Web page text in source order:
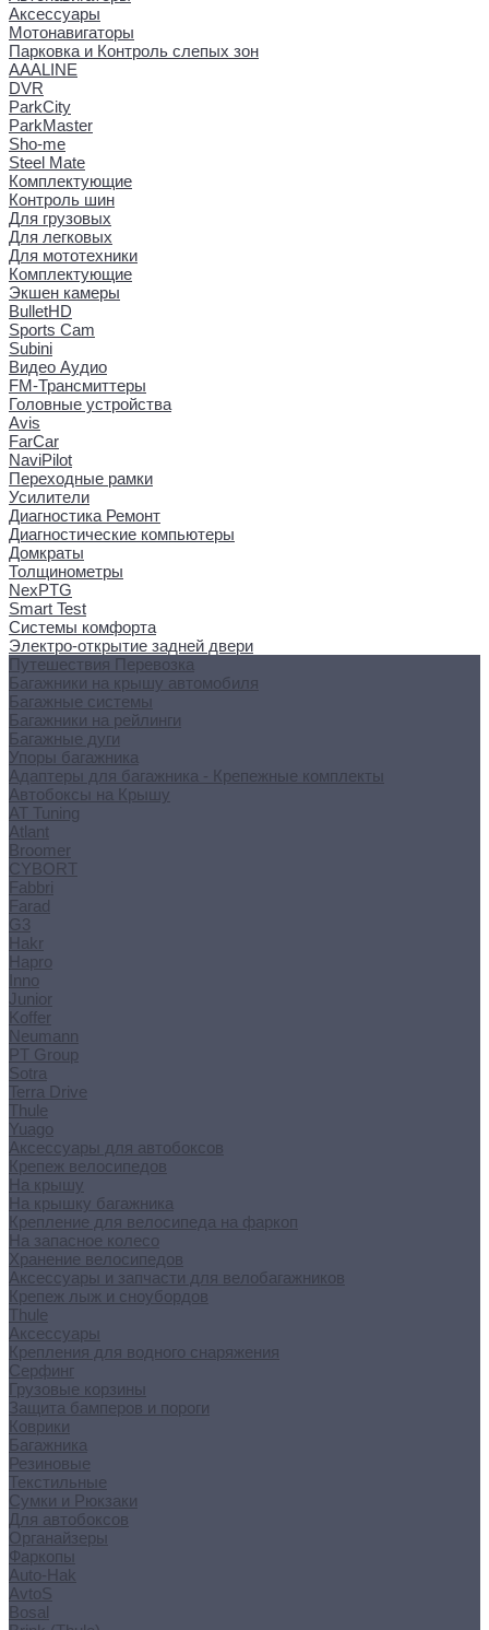
Аксессуары
Мотонавигаторы
Парковка и Контроль слепых зон
AAALINE
DVR
ParkCity
ParkMaster
Sho-me
Steel Mate
Комплектующие
Контроль шин
Для грузовых
Для легковых
Для мототехники
Комплектующие
Экшен камеры
BulletHD
Sports Cam
Subini
Видео Аудио
FM-Трансмиттеры
Головные устройства
Avis
FarCar
NaviPilot
Переходные рамки
Усилители
Диагностика Ремонт
Диагностические компьютеры
Домкраты
Толщинометры
NexPTG
Smart Test
Системы комфорта
Электро-открытие задней двери
Путешествия Перевозка
Багажники на крышу автомобиля
Багажные системы
Багажники на рейлинги
Багажные дуги
Упоры багажника
Адаптеры для багажника - Крепежные комплекты
Автобоксы на Крышу
AT Tuning
Atlant
Broomer
CYBORT
Fabbri
Farad
G3
Hakr
Hapro
Inno
Junior
Koffer
Neumann
PT Group
Sotra
Terra Drive
Thule
Yuago
Аксессуары для автобоксов
Крепеж велосипедов
На крышу
На крышку багажника
Крепление для велосипеда на фаркоп
На запасное колесо
Хранение велосипедов
Аксессуары и запчасти для велобагажников
Крепеж лыж и сноубордов
Thule
Аксессуары
Крепления для водного снаряжения
Серфинг
Грузовые корзины
Защита бамперов и пороги
Коврики
Багажника
Резиновые
Текстильные
Сумки и Рюкзаки
Для автобоксов
Органайзеры
Фаркопы
Auto-Hak
AvtoS
Bosal